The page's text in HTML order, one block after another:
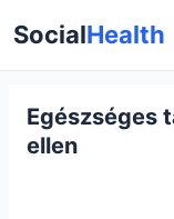
SocialHealth
Egészséges
ellen